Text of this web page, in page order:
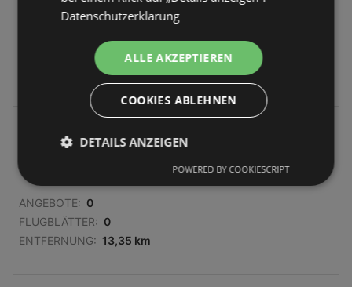
FLUGBLÄTTER:
13,07 km
Schloßgasse 3
6850 Dornbirn
ANGEBOTE: 0
FLUGBLÄTTER: 0
ENTFERNUNG: 13,35 km
Datenschutzerklärung
ALLE AKZEPTIEREN
COOKIES ABLEHNEN
DETAILS ANZEIGEN
POWERED BY COOKIESCRIPT